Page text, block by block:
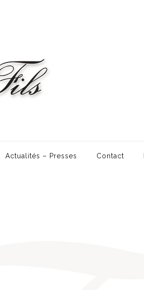
Actualités – Presses Contact